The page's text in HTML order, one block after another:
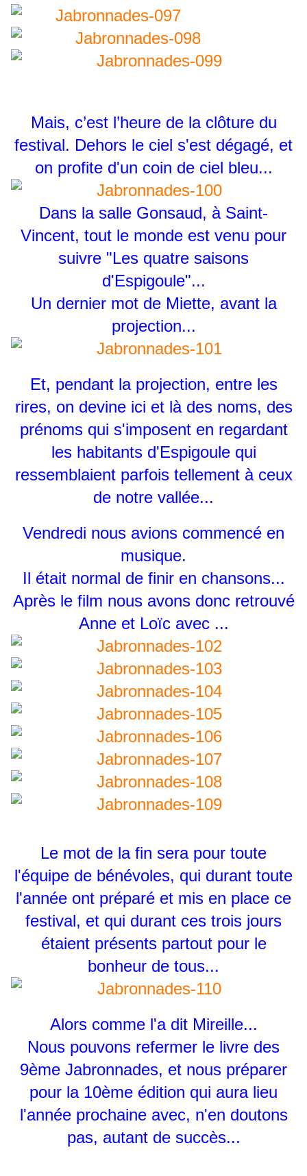
Mais, c’est l’heure de la clôture du
festival. Dehors le ciel s'est dégagé, et
on profite d'un coin de ciel bleu...
Dans la salle Gonsaud, à Saint-
Vincent, tout le monde est venu pour
suivre "Les quatre saisons
d'Espigoule"...
Un dernier mot de Miette, avant la
projection...
Et, pendant la projection, entre les
rires, on devine ici et là des noms, des
prénoms qui s'imposent en regardant
les habitants d'Espigoule qui
ressemblaient parfois tellement à ceux
de notre vallée...
Vendredi nous avions commencé en
musique.
Il était normal de finir en chansons...
Après le film nous avons donc retrouvé
Anne et Loïc avec ...
Le mot de la fin sera pour toute
l'équipe de bénévoles, qui durant toute
l'année ont préparé et mis en place ce
festival, et qui durant ces trois jours
étaient présents partout pour le
bonheur de tous...
Alors comme l'a dit Mireille...
Nous pouvons refermer le livre des
9ème Jabronnades, et nous préparer
pour la 10ème édition qui aura lieu
l'année prochaine avec, n'en doutons
pas, autant de succès...